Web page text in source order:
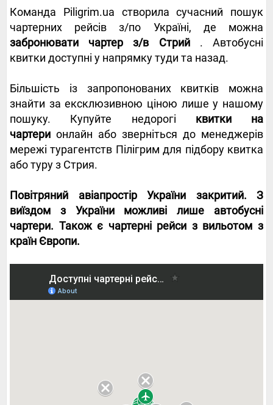
Команда Piligrim.ua створила сучасний пошук
чартерних рейсів з/по Україні, де можна
забронювати чартер з/в Стрий. Автобусні
квитки доступні у напрямку туди та назад.
Більшість із запропонованих квитків можна
знайти за ексклюзивною ціною лише у нашому
пошуку. Купуйте недорогі квитки на
чартери онлайн або зверніться до менеджерів
мережі турагентств Пілігрим для підбору квитка
або туру з Стрия.
Повітряний авіапростір України закритий. З
виїздом з України можливі лише автобусні
чартери. Також є чартерні рейси з вильотом з
країн Європи.